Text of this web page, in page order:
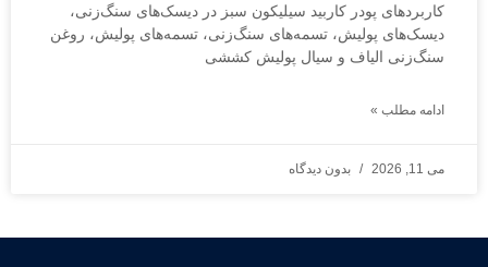
کاربردهای پودر کاربید سیلیکون سبز در دیسک‌های سنگ‌زنی،
دیسک‌های پولیش، تسمه‌های سنگ‌زنی، تسمه‌های پولیش، روغن
سنگ‌زنی الیاف و سیال پولیش کششی
ادامه مطلب »
می 11, 2026 بدون دیدگاه